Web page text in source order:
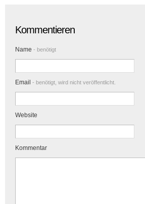
Kommentieren
Name - benötigt
Email - benötigt, wird nicht veröffentlicht.
Website
Kommentar